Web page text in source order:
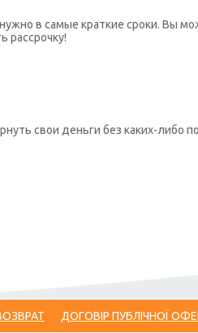
в самые краткие сроки. Вы
рассрочку!
свои деньги без каких-либо
ДОГОВІР ПУБЛІЧНОЇ